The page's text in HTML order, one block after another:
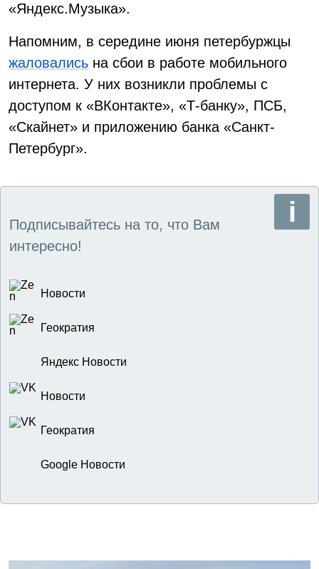
«Яндекс.Музыка».
Напомним, в середине июня петербуржцы
жаловались на сбои в работе мобильного
интернета. У них возникли проблемы с
доступом к «ВКонтакте», «Т-банку», ПСБ,
«Скайнет» и приложению банка «Санкт-
Петербург».
Подписывайтесь на то, что Вам
интересно!
Новости
Геократия
Яндекс Новости
Новости
Геократия
Google Новости